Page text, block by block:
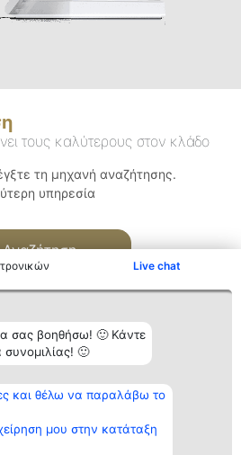
Live chat
σας βοηθήσω! 🙂 Κάντε
συνομιλίας! 🙂
και θέλω να παραλάβω το
μου στην κατάταξη
τους καλύτερους στον κλάδο
τη μηχανή αναζήτησης.
υπηρεσία
Αναζήτηση
Κατάταξη
Διακριθέντες
των
διακριθέντων
Επικοινωνία
Επικοινωνία